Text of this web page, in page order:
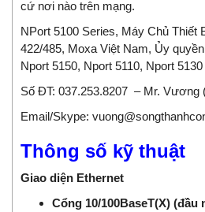
cứ nơi nào trên mạng.
NPort 5100 Series, Máy Chủ Thiết
422/485, Moxa Việt Nam, Ủy
Nport 5150, Nport 5110, Nport 5130
Số ĐT: 037.253.8207 – Mr. Vương
Email/Skype:
Thông số kỹ thuật
Giao diện Ethernet
Cổng 10/100BaseT(X) (đầu